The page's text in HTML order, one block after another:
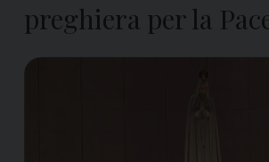
preghiera per la